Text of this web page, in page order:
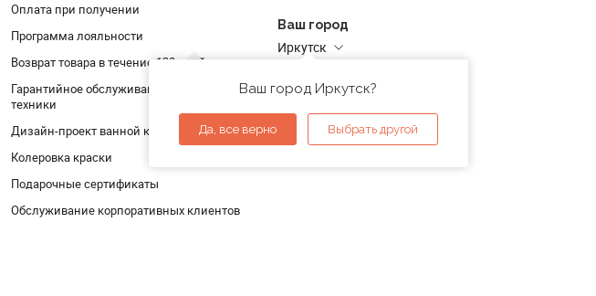
Оплата при получении
Программа лояльности
Возврат товара в течение 120 дней
Гарантийное обслуживание и проверка
техники
Дизайн-проект ванной комнаты
Колеровка краски
Подарочные сертификаты
Обслуживание корпоративных клиентов
Ваш город
Иркутск
Ваш город Иркутск?
Да, все верно Выбрать другой